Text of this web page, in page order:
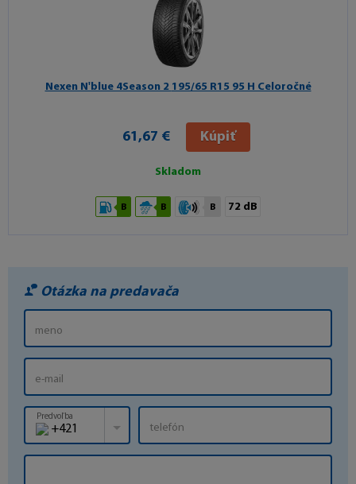
Nexen N'blue 4Season 2 195/65 R15 95 H Celoročné
61,67 € Kúpiť
Skladom
B B B 72 dB
Otázka na predavača
Predvoľba
+421